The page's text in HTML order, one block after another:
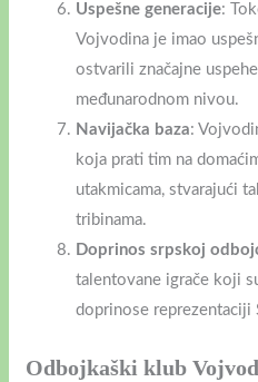
Uspešne generacije:
Vojvodina je imao
ostvarili značajne
međunarodnom nivou.
Navijačka baza:
koja prati tim na
utakmicama, stvarajući
tribinama.
Doprinos srpskoj
talentovane igrače koji
doprinose reprezentaciji
Odbojkaški klub